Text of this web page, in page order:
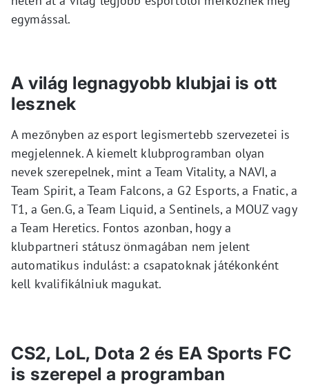
egymással.
A világ legnagyobb klubjai is ott
lesznek
A mezőnyben az esport legismertebb szervezetei is
megjelennek. A kiemelt klubprogramban olyan
nevek szerepelnek, mint a Team Vitality, a NAVI, a
Team Spirit, a Team Falcons, a G2 Esports, a Fnatic, a
T1, a Gen.G, a Team Liquid, a Sentinels, a MOUZ vagy
a Team Heretics. Fontos azonban, hogy a
klubpartneri státusz önmagában nem jelent
automatikus indulást: a csapatoknak játékonként
kell kvalifikálniuk magukat.
CS2, LoL, Dota 2 és EA Sports FC
is szerepel a programban